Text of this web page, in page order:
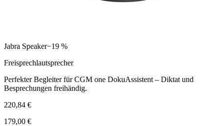
Jabra Speaker−19 %
Freisprechlautsprecher
Perfekter Begleiter für CGM one DokuAssistent – Diktat und
Besprechungen freihändig.
220,84 €
179,00 €